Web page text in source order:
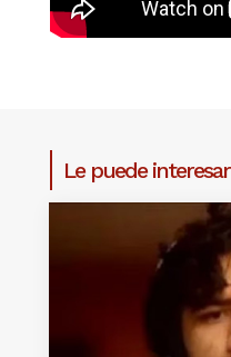
Le puede interesar